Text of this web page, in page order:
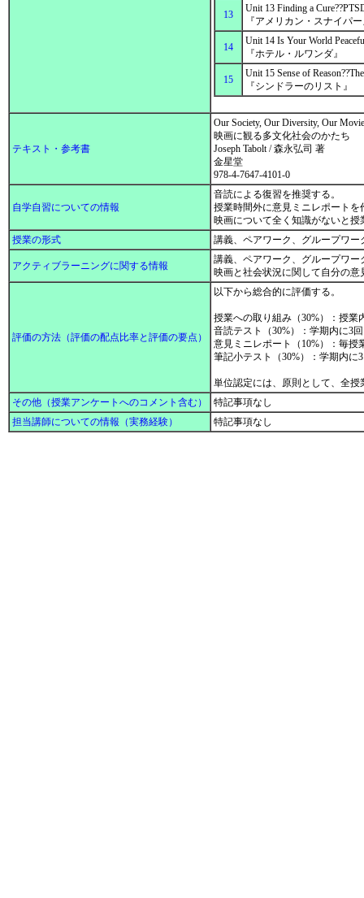
13
Unit 13 Finding a
『アメリカン・スナイパ
14
Unit 14 Is Your World
『ホテル・ルワンダ』
15
Unit 15 Sense of
『シンドラーのリスト』
テキスト・参考書
Our Society, Our Diversity, Our
映画に観る多文化社会のかたち
Joseph Tabolt / 森永弘司 著
金星堂
978-4-7647-4101-0
自学自習についての情報
音読による復習を推奨する。
授業時間外に意見ミニレポートを
映画について全く知識がないと
授業の形式
講義、ペアワーク、グループワー
アクティブラーニングに関する情報
講義、ペアワーク、グループワ
映画と社会状況に関して自分の
評価の方法（評価の配点比率と評価の要点）
以下から総合的に評価する。
授業への取り組み（30%）：授
音読テスト（30%）：学期内に3
意見ミニレポート（10%）：毎
筆記小テスト（30%）：学期内に
単位認定には、原則として、全
その他（授業アンケートへのコメント含む）
特記事項なし
担当講師についての情報（実務経験）
特記事項なし